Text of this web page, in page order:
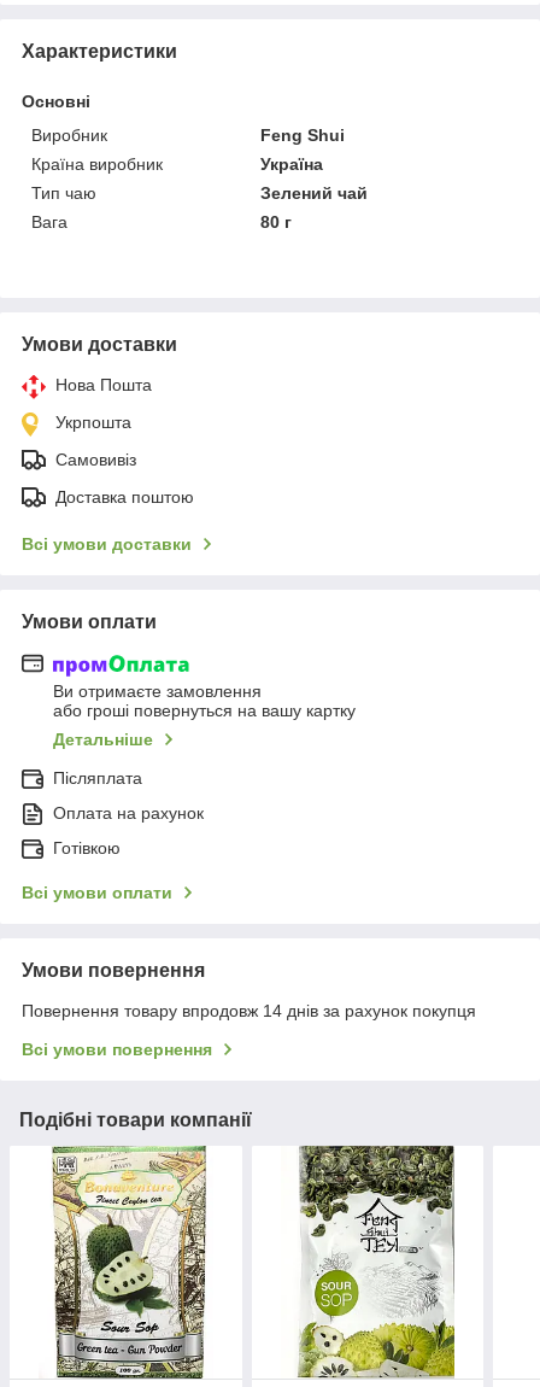
Характеристики
Основні
Виробник
Feng Shui
Країна виробник
Україна
Тип чаю
Зелений чай
Вага
80 г
Умови доставки
Нова Пошта
Укрпошта
Самовивіз
Доставка поштою
Всі умови доставки
Умови оплати
Ви отримаєте замовлення
або гроші повернуться на вашу картку
Детальніше
Післяплата
Оплата на рахунок
Готівкою
Всі умови оплати
Умови повернення
Повернення товару впродовж 14 днів за рахунок покупця
Всі умови повернення
Подібні товари компанії